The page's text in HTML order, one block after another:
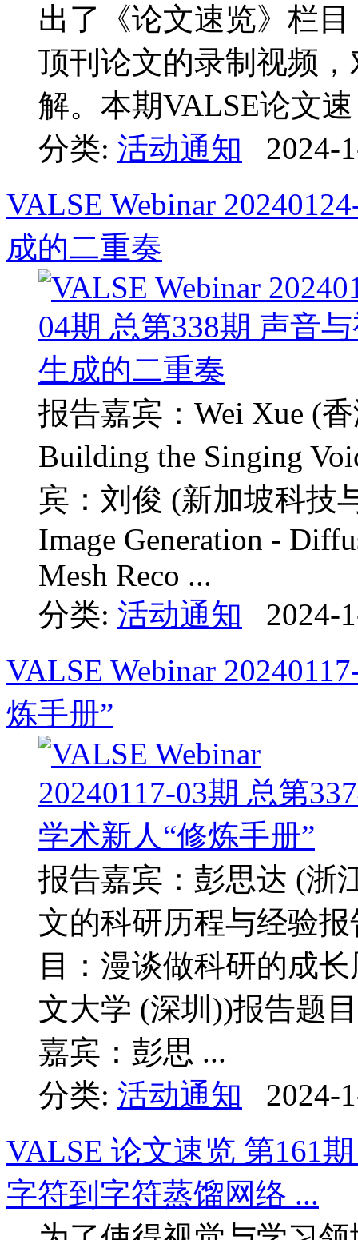
出了《论文速览》栏
顶刊论文的录制视频
解。本期VALSE论文
分类: 活动通知
2024-
VALSE Webinar
成的二重奏
报告嘉宾：Wei Xue (
Building the Singing
宾：刘俊 (新加坡科技
Image Generation -
Mesh Reco ...
分类: 活动通知
2024-
VALSE Webinar
炼手册”
报告嘉宾：彭思达 (浙
文的科研历程与经验
目：漫谈做科研的成
文大学 (深圳))报告题
嘉宾：彭思 ...
分类: 活动通知
2024-
VALSE 论文速览 第161
字符到字符蒸馏网络 ...